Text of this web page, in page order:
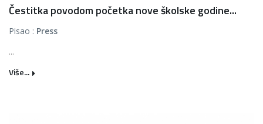
Čestitka povodom početka nove školske godine...
Pisao : Press
...
Više...